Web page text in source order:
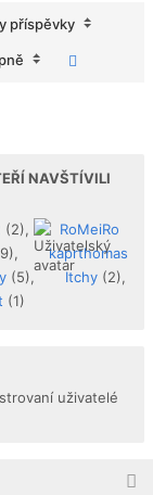
příspěvky
NAVŠTÍVILI
(2),
RoMeiRo
kaprthomas
(5), Itchy (2),
(1)
uživatelé